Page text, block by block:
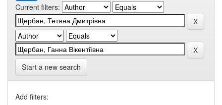
Current filters:
Start a new search
Add filters: